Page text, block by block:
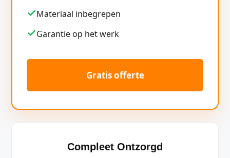
Materiaal inbegrepen
Garantie op het werk
Gratis offerte
Compleet Ontzorgd